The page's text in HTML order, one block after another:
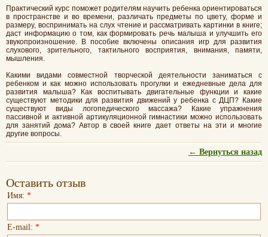
Практический курс поможет родителям научить ребенка ориентироваться
в пространстве и во времени, различать предметы по цвету, форме и
размеру, воспринимать на слух чтение и рассматривать картинки в книге;
даст информацию о том, как формировать речь малыша и улучшить его
звукопроизношение. В пособие включены описания игр для развития
слухового, зрительного, тактильного восприятия, внимания, памяти,
мышления.
Какими видами совместной творческой деятельности заниматься с
ребенком и как можно использовать прогулки и ежедневные дела для
развития малыша? Как воспитывать двигательные функции и какие
существуют методики для развития движений у ребенка с ДЦП? Какие
существуют виды логопедического массажа? Какие упражнения
пассивной и активной артикуляционной гимнастики можно использовать
для занятий дома? Автор в своей книге дает ответы на эти и многие
другие вопросы.
← Вернуться назад
Оставить отзыв
Имя: *
E-mail: *